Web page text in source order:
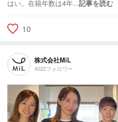
はい。在籍年数は4年...記事を読む
10
株式会社MiL
4022フォロワー